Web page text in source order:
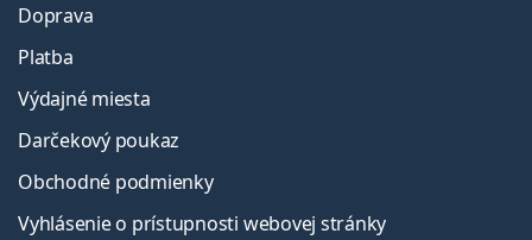
Doprava
Platba
Výdajné miesta
Darčekový poukaz
Obchodné podmienky
Vyhlásenie o prístupnosti webovej stránky